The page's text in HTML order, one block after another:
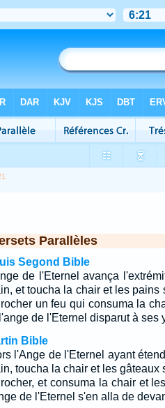
Parallèles
Segond Bible
de l'Eternel avança
et toucha la chair et les
un feu qui consuma la
de l'Eternel disparut à ses
Bible
l'Ange de l'Eternel ayant
toucha la chair et les gâteaux
et consuma la chair et
de l'Eternel s'en alla de